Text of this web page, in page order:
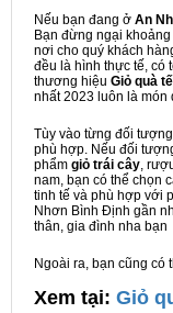
Nếu bạn đang ở An
Bạn đừng ngại
nơi cho quý khách
đều là hình thực tế, có
thương hiệu Giỏ quà
nhất 2023 luôn là
Tùy vào từng đối
phù hợp. Nếu đối
phẩm giỏ trái cây,
nam, bạn có thể chọn
tinh tế và phù hợp với
Nhơn Bình Định gần
thân, gia đình nha bạn
Ngoài ra, bạn cũng có
Xem tại: Giỏ